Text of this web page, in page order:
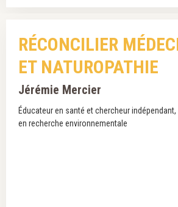
RÉCONCILIER
ET NATUROPATHIE
Jérémie Mercier
Éducateur en santé et chercheur
en recherche environnementale